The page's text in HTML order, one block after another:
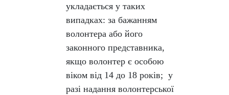
укладається у таких
випадках: за бажанням
волонтера або його
законного представника,
якщо волонтер є особою
віком від 14 до 18 років; у
разі надання волонтерської